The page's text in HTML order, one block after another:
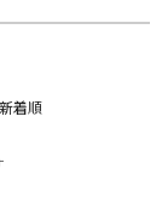
新着順